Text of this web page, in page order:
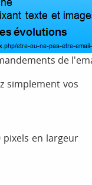
de
simplement vos
pixels en largeur